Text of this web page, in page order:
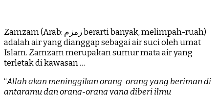
Zamzam (Arab: زمزم‎ berarti banyak, melimpah-ruah)
adalah air yang dianggap sebagai air suci oleh umat
Islam. Zamzam merupakan sumur mata air yang
terletak di kawasan …
“Allah akan meninggikan orang-orang yang beriman di
antaramu dan orang-orang yang diberi ilmu